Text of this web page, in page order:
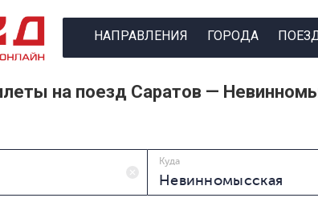
НАПРАВЛЕНИЯ ГОРОДА
на поезд Саратов —
Куда